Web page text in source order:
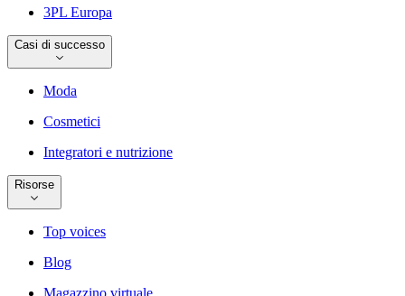
3PL Europa
Casi di successo
Moda
Cosmetici
Integratori e nutrizione
Risorse
Top voices
Blog
Magazzino virtuale